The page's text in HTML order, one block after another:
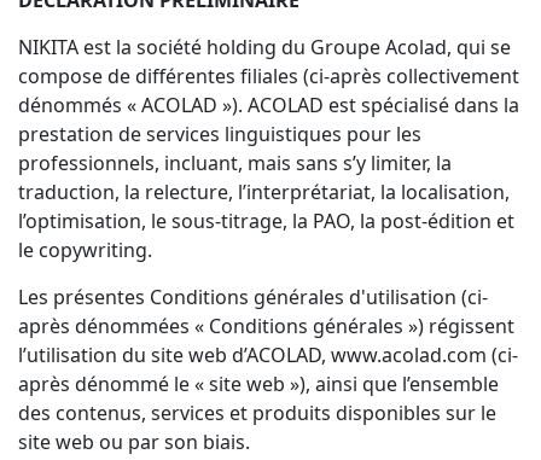
NIKITA est la société holding du Groupe Acolad, qui se
compose de différentes filiales (ci-après collectivement
dénommés « ACOLAD »). ACOLAD est spécialisé dans la
prestation de services linguistiques pour les
professionnels, incluant, mais sans s’y limiter, la
traduction, la relecture, l’interprétariat, la localisation,
l’optimisation, le sous-titrage, la PAO, la post-édition et
le copywriting.
Les présentes Conditions générales d'utilisation (ci-
après dénommées « Conditions générales ») régissent
l’utilisation du site web d’ACOLAD, www.acolad.com (ci-
après dénommé le « site web »), ainsi que l’ensemble
des contenus, services et produits disponibles sur le
site web ou par son biais.